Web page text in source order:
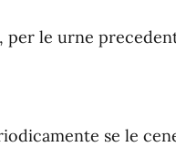
le urne
se le